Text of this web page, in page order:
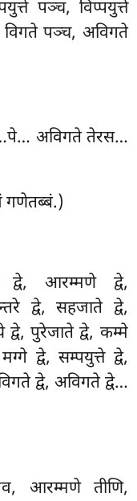
पञ्च, विप्पयुत्ते
विगते पञ्च, अविगते
अविगते तेरस…
गणेतब्बं.)
आरम्मणे द्वे,
द्वे, सहजाते द्वे,
पुरेजाते द्वे, कम्मे
द्वे, सम्पयुत्ते द्वे,
विगते द्वे, अविगते द्वे…
आरम्मणे तीणि,